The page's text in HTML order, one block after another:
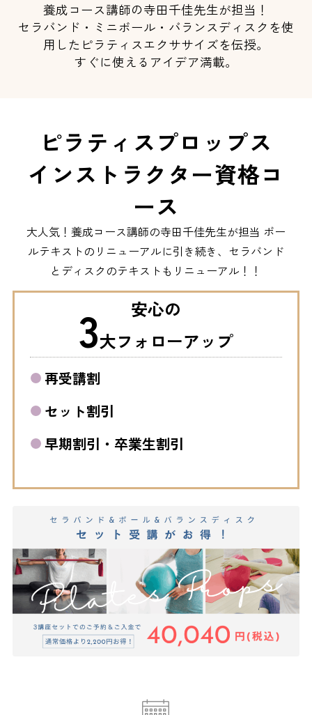
養成コース講師の寺田千佳先生が担当！
セラバンド・ミニボール・バランスディスクを使
用したピラティスエクササイズを伝授。
すぐに使えるアイデア満載。
ピラティスプロップス
インストラクター資格コ
ース
大人気！養成コース講師の寺田千佳先生が担当 ボー
ルテキストのリニューアルに引き続き、セラバンド
とディスクのテキストもリニューアル！！
安心の
3大フォローアップ
再受講割
セット割引
早期割引・卒業生割引